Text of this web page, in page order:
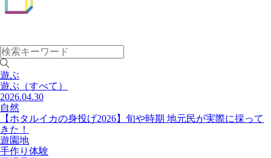
遊ぶ
遊ぶ （すべて）
2026.04.30
自然
【ホタルイカの身投げ2026】旬や時期 地元民が実際に採って
きた！
遊園地
手作り体験